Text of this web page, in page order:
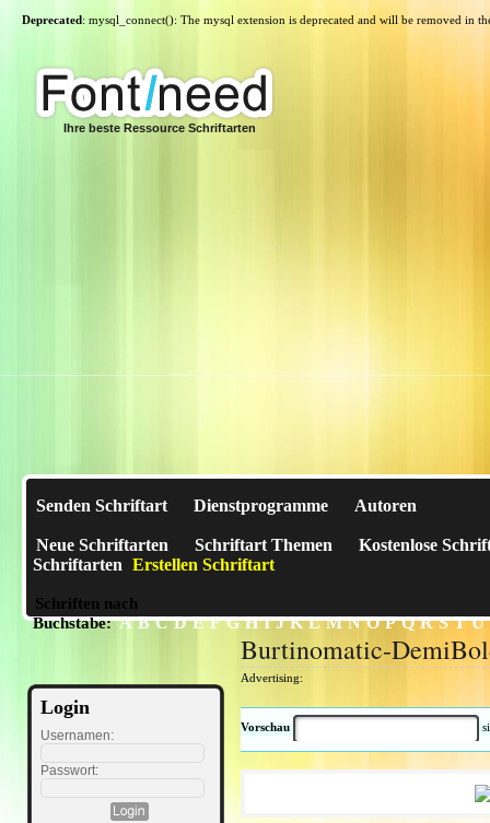
Deprecated: mysql_connect(): The mysql extension is deprecated and will be removed in
Ihre beste Ressource Schriftarten
Senden Schriftart Dienstprogramme Autoren
Neue Schriftarten Schriftart Themen
Kostenlose
Schriftarten Erstellen Schriftart
Schriften nach
Buchstabe:A B C D E F G H I J K L M N O P Q R S T U
Login
Usernamen:
Passwort:
Burtinomatic-
Advertising:
Vorschau